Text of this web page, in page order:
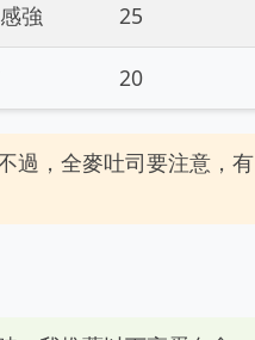
強 25
20
過，全麥吐司要注意，有